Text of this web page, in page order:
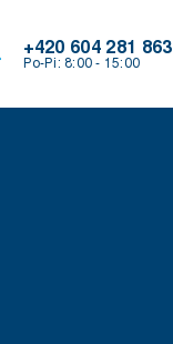
+420 604 281 863
Po-Pi: 8:00 - 15:00